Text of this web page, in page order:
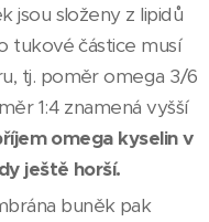
jsou složeny z lipidů
tukové částice musí
tj. poměr omega 3/6
1:4 znamená vyšší
omega kyselin v
ještě horší.
buněk pak